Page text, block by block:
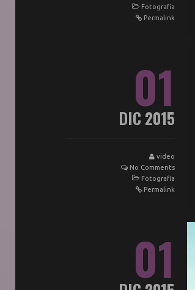
Fotografia
Permalink
01
DIC 2015
video
No Comments
Fotografia
Permalink
01